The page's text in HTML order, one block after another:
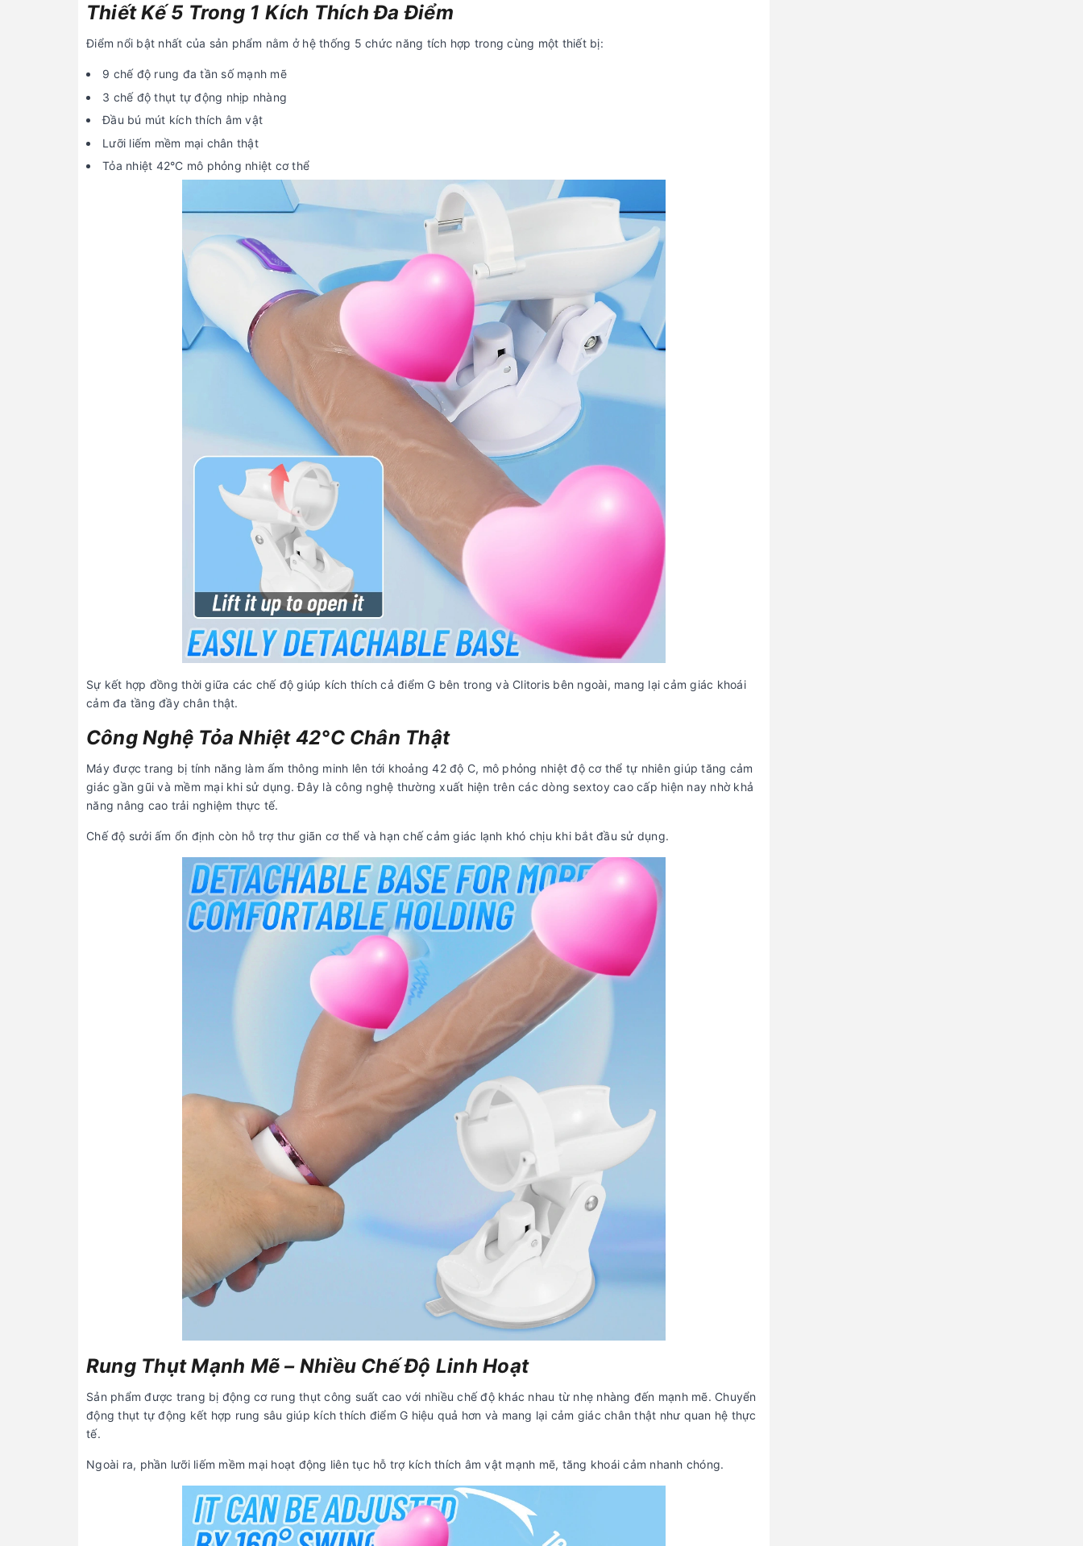
Thiết Kế 5 Trong 1 Kích Thích Đa Điểm
Điểm nổi bật nhất của sản phẩm nằm ở hệ thống 5 chức năng tích hợp trong cùng một thiết bị:
9 chế độ rung đa tần số mạnh mẽ
3 chế độ thụt tự động nhịp nhàng
Đầu bú mút kích thích âm vật
Lưỡi liếm mềm mại chân thật
Tỏa nhiệt 42°C mô phỏng nhiệt cơ thể
Sự kết hợp đồng thời giữa các chế độ giúp kích thích cả điểm G bên trong và Clitoris bên ngoài, mang lại cảm giác khoái
cảm đa tầng đầy chân thật.
Công Nghệ Tỏa Nhiệt 42°C Chân Thật
Máy được trang bị tính năng làm ấm thông minh lên tới khoảng 42 độ C, mô phỏng nhiệt độ cơ thể tự nhiên giúp tăng cảm
giác gần gũi và mềm mại khi sử dụng. Đây là công nghệ thường xuất hiện trên các dòng sextoy cao cấp hiện nay nhờ khả
năng nâng cao trải nghiệm thực tế.
Chế độ sưởi ấm ổn định còn hỗ trợ thư giãn cơ thể và hạn chế cảm giác lạnh khó chịu khi bắt đầu sử dụng.
Rung Thụt Mạnh Mẽ – Nhiều Chế Độ Linh Hoạt
Sản phẩm được trang bị động cơ rung thụt công suất cao với nhiều chế độ khác nhau từ nhẹ nhàng đến mạnh mẽ. Chuyển
động thụt tự động kết hợp rung sâu giúp kích thích điểm G hiệu quả hơn và mang lại cảm giác chân thật như quan hệ thực
tế.
Ngoài ra, phần lưỡi liếm mềm mại hoạt động liên tục hỗ trợ kích thích âm vật mạnh mẽ, tăng khoái cảm nhanh chóng.